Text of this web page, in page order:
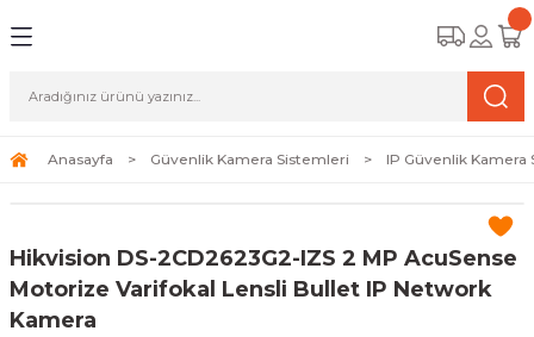
Sistemleri
Sistemleri (Network Kameraları)
ve Depolama Çözümleri
ve Bağlantı Kabloları
Güvenlik
Duvarı) Cihazları
Ağ Yönlendiricileri
Fi) ve Access Point Ürünleri
ve Depolama Ürünleri
SSD
Kurtarma
Anasayfa Güvenlik Kamera Sistemleri IP Güvenlik Kamera
Hikvision DS-2CD2623G2-IZS 2 MP AcuSense
Motorize Varifokal Lensli Bullet IP Network
Kamera